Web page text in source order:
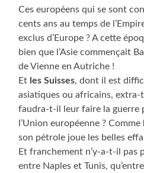
Ces européens qui se sont
cents ans au temps de
exclus d’Europe ? A cette
bien que l’Asie commençait
de Vienne en Autriche !
Et les Suisses, dont il est
asiatiques ou africains,
faudra-t-il leur faire la guerre
l’Union européenne ? Comme
son pétrole joue les belles
Et franchement n’y-a-t-il pas
entre Naples et Tunis,